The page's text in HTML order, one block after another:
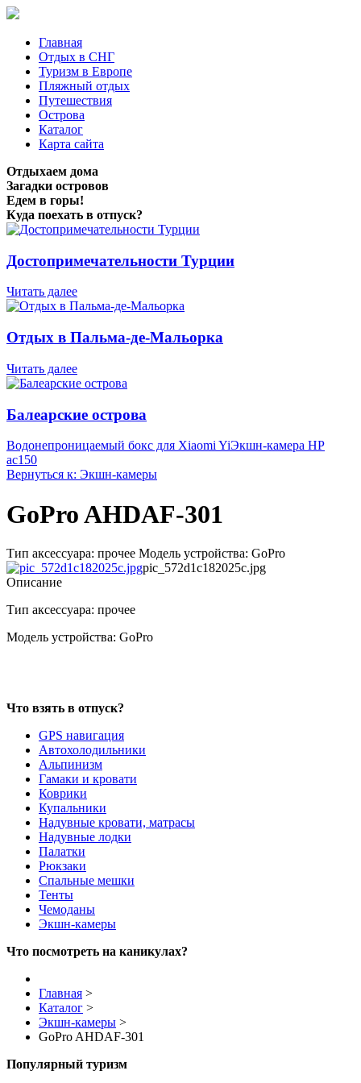
Главная
Отдых в СНГ
Туризм в Европе
Пляжный отдых
Путешествия
Острова
Каталог
Карта сайта
Отдыхаем дома
Загадки островов
Едем в горы!
Куда поехать в отпуск?
Достопримечательности Турции
Читать далее
Отдых в Пальма-де-Мальорка
Читать далее
Балеарские острова
Водонепроницаемый бокс для Xiaomi YiЭкшн-камера HP
ac150
Вернуться к: Экшн-камеры
GoPro AHDAF-301
Тип аксессуара: прочее Модель устройства: GoPro
pic_572d1c182025c.jpg
Описание
Тип аксессуара: прочее
Модель устройства: GoPro
Что взять в отпуск?
GPS навигация
Автохолодильники
Альпинизм
Гамаки и кровати
Коврики
Купальники
Надувные кровати, матрасы
Надувные лодки
Палатки
Рюкзаки
Спальные мешки
Тенты
Чемоданы
Экшн-камеры
Что посмотреть на каникулах?
Главная >
Каталог >
Экшн-камеры >
GoPro AHDAF-301
Популярный туризм